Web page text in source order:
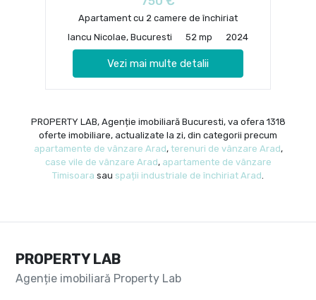
Apartament cu 2 camere de închiriat
Iancu Nicolae, Bucuresti
52 mp 2024
Vezi mai multe detalii
PROPERTY LAB, Agenție imobiliară Bucuresti, va ofera 1318
oferte imobiliare, actualizate la zi, din categorii precum
apartamente de vânzare Arad, terenuri de vânzare Arad,
case vile de vânzare Arad, apartamente de vânzare
Timisoara sau spații industriale de închiriat Arad
PROPERTY LAB